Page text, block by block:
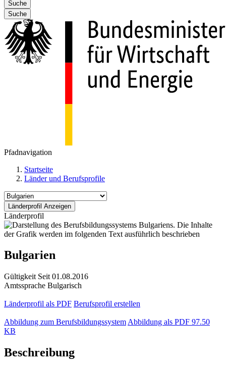
Suche
Pfadnavigation
Startseite
Länder und Berufsprofile
Länderprofil
Bulgarien
Gültigkeit Seit 01.08.2016
Amtssprache Bulgarisch
Länderprofil als PDF Berufsprofil erstellen
Abbildung zum Berufsbildungssystem Abbildung als PDF 97.50
KB
Beschreibung